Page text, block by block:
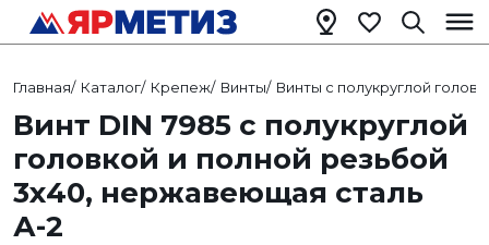
Главная/ Каталог/ Крепеж/ Винты/ Винты с полукруглой
Винт DIN 7985 с полукруглой
головкой и полной резьбой
3х40, нержавеющая сталь
А-2